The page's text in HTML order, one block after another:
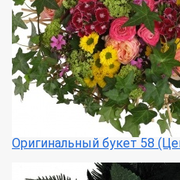
Оригинальный букет 58